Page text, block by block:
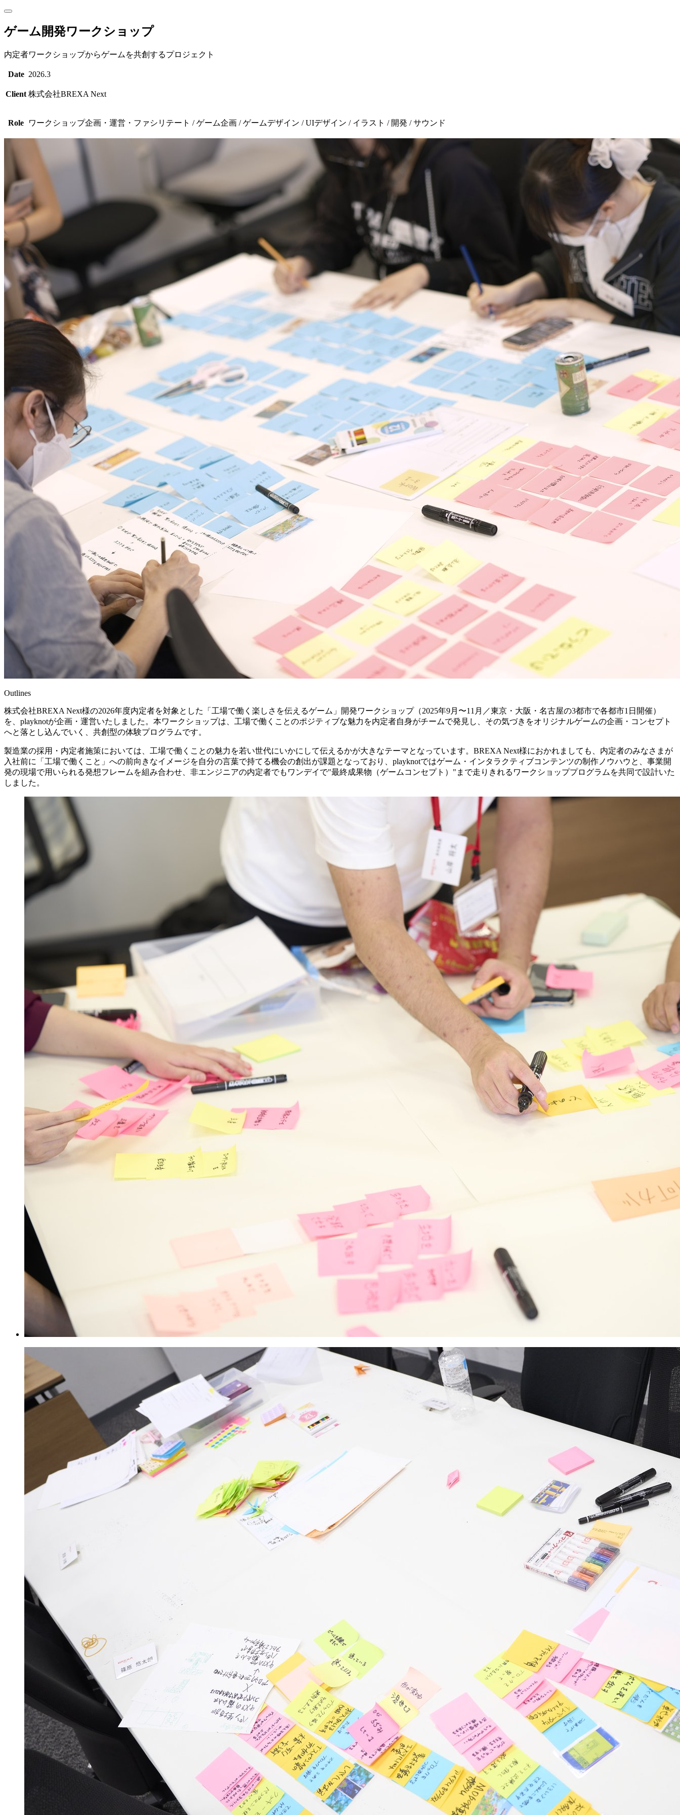
ゲーム開発ワークショップ
内定者ワークショップからゲームを共創するプロジェクト
Date 2026.3
Client 株式会社BREXA Next
Role ワークショップ企画・運営・ファシリテート / ゲーム企画 / ゲームデザイン / UIデザイン / イラスト / 開発 / サウンド
Outlines
株式会社BREXA Next様の2026年度内定者を対象とした「工場で働く楽しさを伝えるゲーム」開発ワークショップ（2025年9月〜11月／東京・大阪・名古屋の3都市で各都市1日開催）
を、playknotが企画・運営いたしました。本ワークショップは、工場で働くことのポジティブな魅力を内定者自身がチームで発見し、その気づきをオリジナルゲームの企画・コンセプト
へと落とし込んでいく、共創型の体験プログラムです。
製造業の採用・内定者施策においては、工場で働くことの魅力を若い世代にいかにして伝えるかが大きなテーマとなっています。BREXA Next様におかれましても、内定者のみなさまが
入社前に「工場で働くこと」への前向きなイメージを自分の言葉で持てる機会の創出が課題となっており、playknotではゲーム・インタラクティブコンテンツの制作ノウハウと、事業開
発の現場で用いられる発想フレームを組み合わせ、非エンジニアの内定者でもワンデイで"最終成果物（ゲームコンセプト）"まで走りきれるワークショッププログラムを共同で設計いた
しました。